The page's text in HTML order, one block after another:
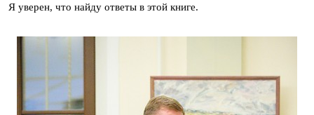
Я уверен, что найду ответы в этой книге.